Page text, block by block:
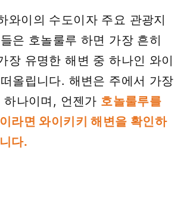
와이의 수도이자 주요 관광지
은 호놀룰루 하면 가장 흔히
장 유명한 해변 중 하나인 와이
올립니다. 해변은 주에서 가장
하나이며, 언젠가 호놀룰루를
라면 와이키키 해변을 확인하
다.